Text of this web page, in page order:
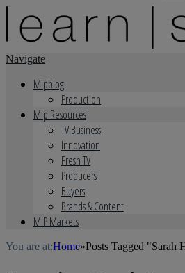
Navigate
Mipblog
Production
Mip Resources
TV Business
Innovation
Fresh TV
Producers
Buyers
Brands & Content
MIP Markets
You are at:Home»Posts Tagged "Sarah